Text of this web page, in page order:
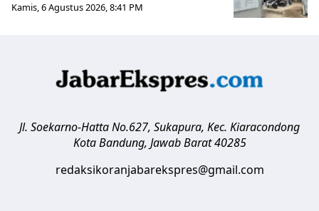
Kamis, 6 Agustus 2026, 8:41 PM
Jl. Soekarno-Hatta No.627, Sukapura, Kec. Kiaracondong
Kota Bandung, Jawab Barat 40285
redaksikoranjabarekspres@gmail.com